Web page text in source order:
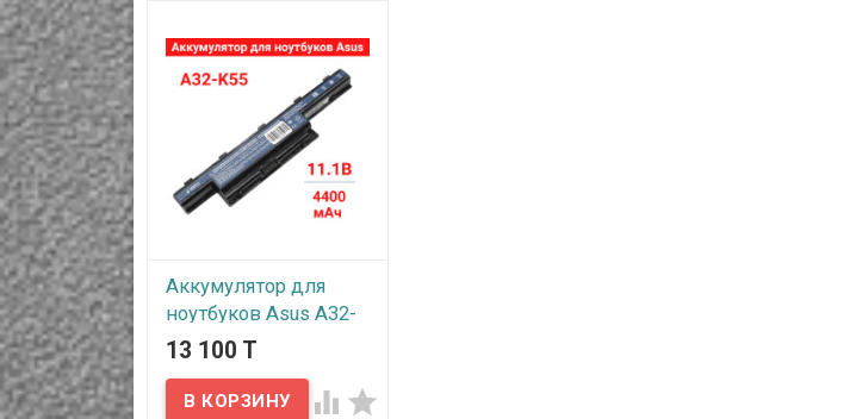
Аккумулятор для
ноутбуков Asus A32-
K55, 11.1 В, 4400 мАч
В наличии
13 100 T
 